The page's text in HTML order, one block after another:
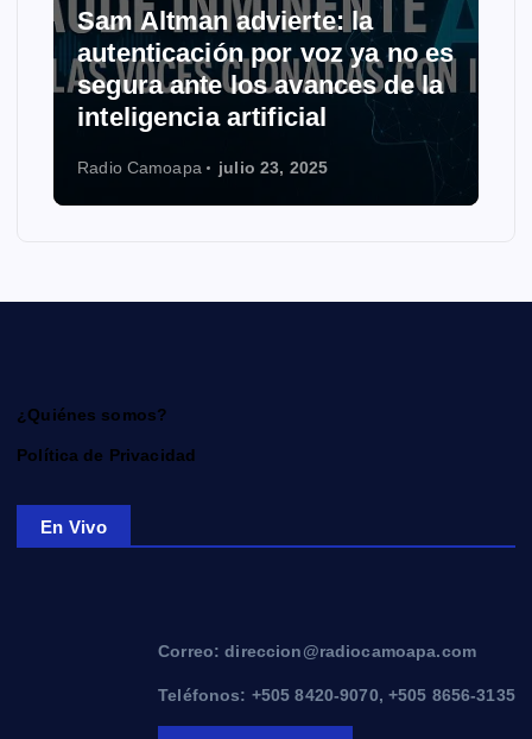
Sam Altman advierte: la
autenticación por voz ya no es
segura ante los avances de la
inteligencia artificial
Radio Camoapa julio 23, 2025
¿Quiénes somos?
Política de Privacidad
En Vivo
Correo: direccion@radiocamoapa.com
Teléfonos: +505 8420-9070, +505 8656-3135